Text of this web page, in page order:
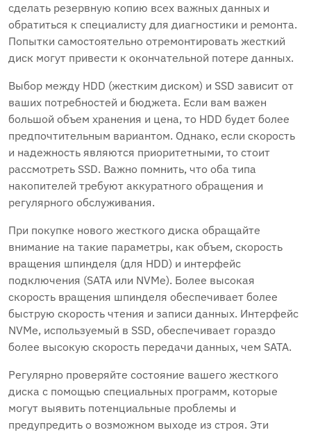
сделать резервную копию всех важных данных и
обратиться к специалисту для диагностики и ремонта.
Попытки самостоятельно отремонтировать жесткий
диск могут привести к окончательной потере данных.
Выбор между HDD (жестким диском) и SSD зависит от
ваших потребностей и бюджета. Если вам важен
большой объем хранения и цена, то HDD будет более
предпочтительным вариантом. Однако, если скорость
и надежность являются приоритетными, то стоит
рассмотреть SSD. Важно помнить, что оба типа
накопителей требуют аккуратного обращения и
регулярного обслуживания.
При покупке нового жесткого диска обращайте
внимание на такие параметры, как объем, скорость
вращения шпинделя (для HDD) и интерфейс
подключения (SATA или NVMe). Более высокая
скорость вращения шпинделя обеспечивает более
быструю скорость чтения и записи данных. Интерфейс
NVMe, используемый в SSD, обеспечивает гораздо
более высокую скорость передачи данных, чем SATA.
Регулярно проверяйте состояние вашего жесткого
диска с помощью специальных программ, которые
могут выявить потенциальные проблемы и
предупредить о возможном выходе из строя. Эти